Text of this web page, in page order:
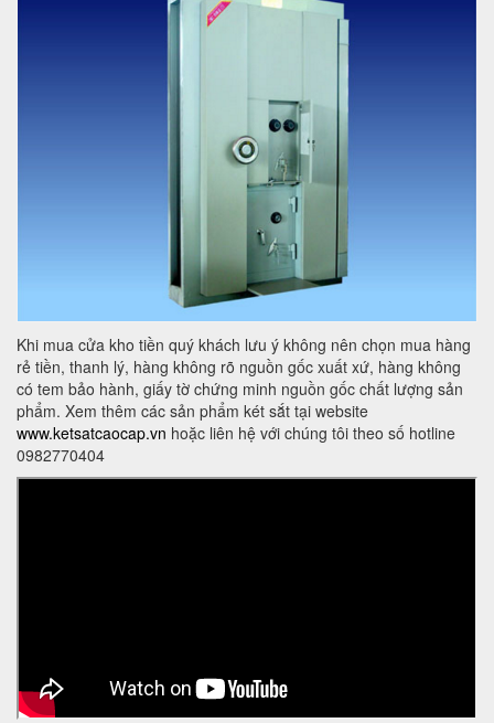
Khi mua cửa kho tiền quý khách lưu ý không nên chọn mua hàng
rẻ tiền, thanh lý, hàng không rõ nguồn gốc xuất xứ, hàng không
có tem bảo hành, giấy tờ chứng minh nguồn gốc chất lượng sản
phẩm. Xem thêm các sản phẩm két sắt tại website
www.ketsatcaocap.vn hoặc liên hệ với chúng tôi theo số hotline
0982770404